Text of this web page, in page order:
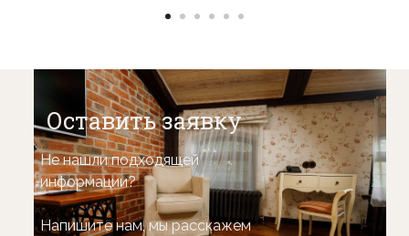
Оставить заявку
Не нашли подходящей
информации?
Напишите нам, мы расскажем